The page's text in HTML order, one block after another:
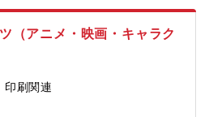
クター等）を活用した販促品・物販
整■制作～生産～納品までの進行管理
向け企画提案支援※複数案件が同時
、ぬいぐるみやタンブラー、フィギ
（アニメ・映画・キャラク
印刷関連